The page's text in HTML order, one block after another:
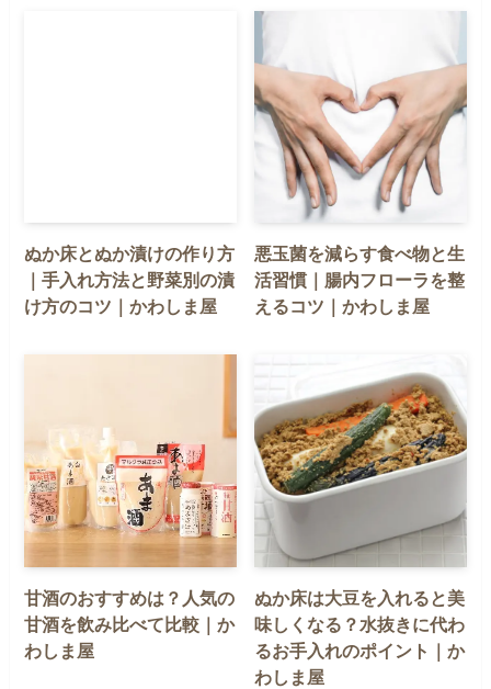
ぬか床とぬか漬けの作り方
｜手入れ方法と野菜別の漬
け方のコツ｜かわしま屋
悪玉菌を減らす食べ物と生
活習慣｜腸内フローラを整
えるコツ｜かわしま屋
甘酒のおすすめは？人気の
甘酒を飲み比べて比較｜か
わしま屋
ぬか床は大豆を入れると美
味しくなる？水抜きに代わ
るお手入れのポイント｜か
わしま屋